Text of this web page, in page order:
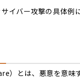
イバー攻撃の具体例
）とは、悪意を意味